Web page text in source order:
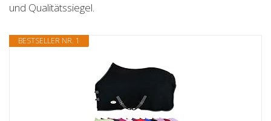
und Qualitätssiegel.
BESTSELLER NR. 1